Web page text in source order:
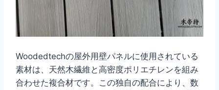
Woodedtechの屋外用壁パネルに使用されている
素材は、天然木繊維と高密度ポリエチレンを組み
合わせた複合材です。この独自の配合により、数